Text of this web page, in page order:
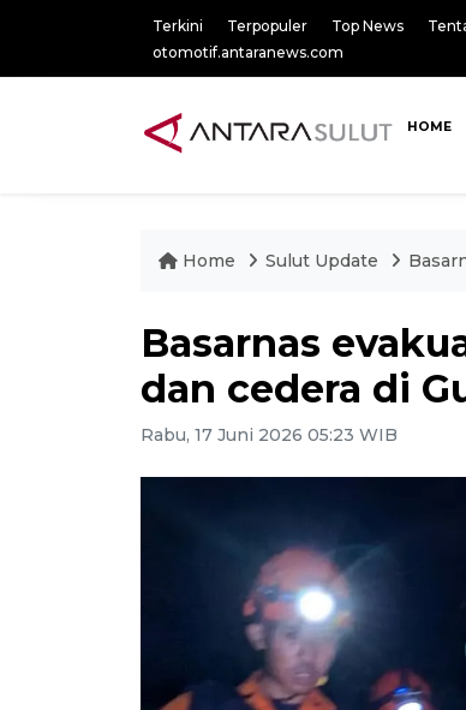
Terkini Terpopuler Top News
otomotif.antaranews.com
HOME
Home Sulut Update
Basarnas
dan cedera di
Rabu, 17 Juni 2026 05:23 WIB